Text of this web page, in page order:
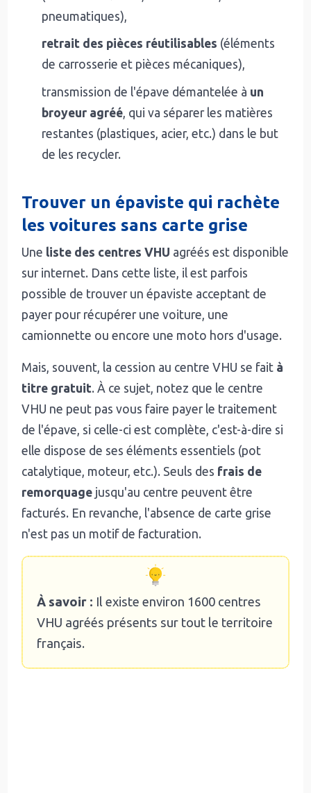
pneumatiques),
retrait des pièces réutilisables (éléments
de carrosserie et pièces mécaniques),
transmission de l'épave démantelée à un
broyeur agréé, qui va séparer les matières
restantes (plastiques, acier, etc.) dans le but
de les recycler.
Trouver un épaviste qui rachète
les voitures sans carte grise
Une liste des centres VHU agréés est disponible
sur internet. Dans cette liste, il est parfois
possible de trouver un épaviste acceptant de
payer pour récupérer une voiture, une
camionnette ou encore une moto hors d'usage.
Mais, souvent, la cession au centre VHU se fait à
titre gratuit. À ce sujet, notez que le centre
VHU ne peut pas vous faire payer le traitement
de l'épave, si celle-ci est complète, c'est-à-dire si
elle dispose de ses éléments essentiels (pot
catalytique, moteur, etc.). Seuls des frais de
remorquage jusqu'au centre peuvent être
facturés. En revanche, l'absence de carte grise
n'est pas un motif de facturation.
À savoir : Il existe environ 1600 centres
VHU agréés présents sur tout le territoire
français.